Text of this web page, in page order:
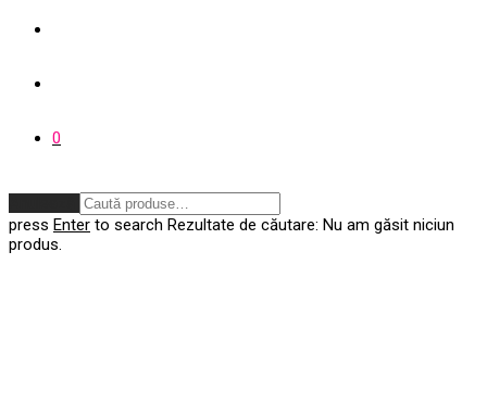
0
press Enter to search Rezultate de căutare: Nu am găsit niciun
produs.